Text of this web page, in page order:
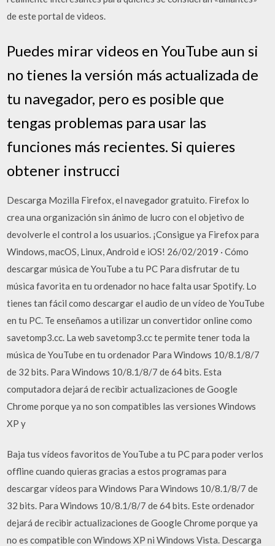
de este portal de videos.
Puedes mirar videos en YouTube aun si
no tienes la versión más actualizada de
tu navegador, pero es posible que
tengas problemas para usar las
funciones más recientes. Si quieres
obtener instrucci
Descarga Mozilla Firefox, el navegador gratuito. Firefox lo
crea una organización sin ánimo de lucro con el objetivo de
devolverle el control a los usuarios. ¡Consigue ya Firefox para
Windows, macOS, Linux, Android e iOS! 26/02/2019 · Cómo
descargar música de YouTube a tu PC Para disfrutar de tu
música favorita en tu ordenador no hace falta usar Spotify. Lo
tienes tan fácil como descargar el audio de un vídeo de YouTube
en tu PC. Te enseñamos a utilizar un convertidor online como
savetomp3.cc. La web savetomp3.cc te permite tener toda la
música de YouTube en tu ordenador Para Windows 10/8.1/8/7
de 32 bits. Para Windows 10/8.1/8/7 de 64 bits. Esta
computadora dejará de recibir actualizaciones de Google
Chrome porque ya no son compatibles las versiones Windows
XP y
Baja tus vídeos favoritos de YouTube a tu PC para poder verlos
offline cuando quieras gracias a estos programas para
descargar vídeos para Windows Para Windows 10/8.1/8/7 de
32 bits. Para Windows 10/8.1/8/7 de 64 bits. Este ordenador
dejará de recibir actualizaciones de Google Chrome porque ya
no es compatible con Windows XP ni Windows Vista. Descarga